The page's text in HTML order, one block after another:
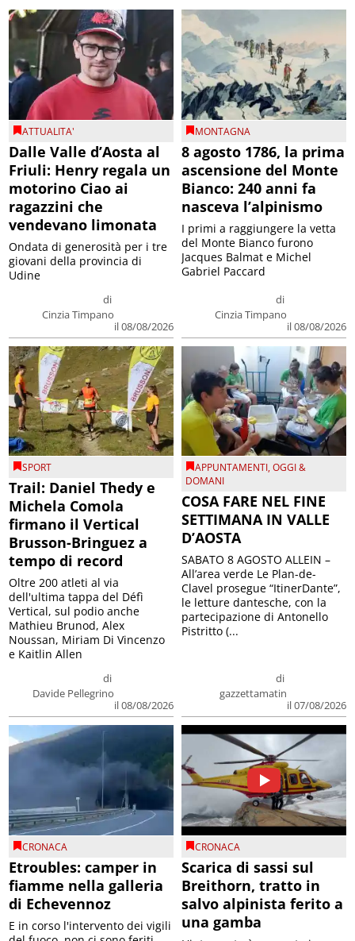
ATTUALITA'
Dalle Valle d’Aosta al
Friuli: Henry regala un
motorino Ciao ai
ragazzini che
vendevano limonata
di
Cinzia Timpano
il 08/08/2026
Ondata di generosità per i tre
giovani della provincia di
Udine
MONTAGNA
8 agosto 1786, la prima
ascensione del Monte
Bianco: 240 anni fa
nasceva l’alpinismo
di
Cinzia Timpano
il 08/08/2026
I primi a raggiungere la vetta
del Monte Bianco furono
Jacques Balmat e Michel
Gabriel Paccard
SPORT
Trail: Daniel Thedy e
Michela Comola
firmano il Vertical
Brusson-Bringuez a
tempo di record
di
Davide Pellegrino
il 08/08/2026
Oltre 200 atleti al via
dell'ultima tappa del Défì
Vertical, sul podio anche
Mathieu Brunod, Alex
Noussan, Miriam Di Vincenzo
e Kaitlin Allen
APPUNTAMENTI,OGGI &
DOMANI
COSA FARE NEL FINE
SETTIMANA IN VALLE
D’AOSTA
di
gazzettamatin
il 07/08/2026
SABATO 8 AGOSTO ALLEIN –
All’area verde Le Plan-de-
Clavel prosegue “ItinerDante”,
le letture dantesche, con la
partecipazione di Antonello
Pistritto (...
CRONACA
Etroubles: camper in
fiamme nella galleria
di Echevennoz
E in corso l'intervento dei vigili
CRONACA
Scarica di sassi sul
Breithorn, tratto in
salvo alpinista ferito a
una gamba